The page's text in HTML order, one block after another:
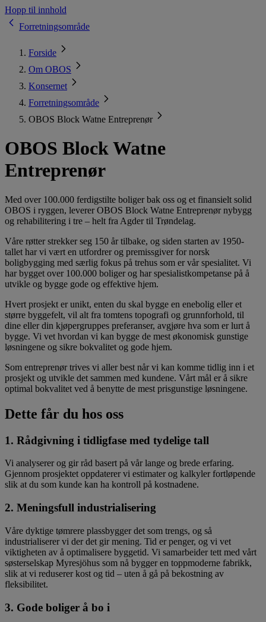
Hopp til innhold
Forretningsområde
Forside
Om OBOS
Konsernet
Forretningsområde
OBOS Block Watne Entreprenør
OBOS Block Watne
Entreprenør
Med over 100.000 ferdigstilte boliger bak oss og et finansielt solid
OBOS i ryggen, leverer OBOS Block Watne Entreprenør nybygg
og rehabilitering i tre – helt fra Agder til Trøndelag.
Våre røtter strekker seg 150 år tilbake, og siden starten av 1950-
tallet har vi vært en utfordrer og premissgiver for norsk
boligbygging med særlig fokus på trehus som er vår spesialitet. Vi
har bygget over 100.000 boliger og har spesialistkompetanse på å
utvikle og bygge gode og effektive hjem.
Hvert prosjekt er unikt, enten du skal bygge en enebolig eller et
større byggefelt, vil alt fra tomtens topografi og grunnforhold, til
dine eller din kjøpergruppes preferanser, avgjøre hva som er lurt å
bygge. Vi vet hvordan vi kan bygge de mest økonomisk gunstige
løsningene og sikre bokvalitet og gode hjem.
Som entreprenør trives vi aller best når vi kan komme tidlig inn i et
prosjekt og utvikle det sammen med kundene. Vårt mål er å sikre
optimal bokvalitet ved å benytte de mest prisgunstige løsningene.
Dette får du hos oss
1. Rådgivning i tidligfase med tydelige tall
Vi analyserer og gir råd basert på vår lange og brede erfaring.
Gjennom prosjektet oppdaterer vi estimater og kalkyler fortløpende
slik at du som kunde kan ha kontroll på kostnadene.
2. Meningsfull industrialisering
Våre dyktige tømrere plassbygger det som trengs, og så
industrialiserer vi der det gir mening. Tid er penger, og vi vet
viktigheten av å optimalisere byggetid. Vi samarbeider tett med vårt
søsterselskap Myresjöhus som nå bygger en toppmoderne fabrikk,
slik at vi reduserer kost og tid – uten å gå på bekostning av
fleksibilitet.
3. Gode boliger å bo i